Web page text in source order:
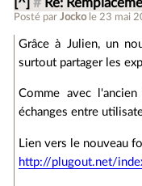
[^] # Re:
Posté parJocko le 23 mai
Grâce à Julien, un
surtout partager les
Comme avec
échanges entre
Lien vers le nouveau
http://plugout.net/